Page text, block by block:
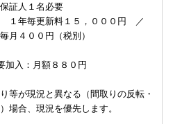
証人１名必要
料１５，０００円 ／
月４００円（税別）
加入：月額８８０円
等が現況と異なる（間取りの反転・
場合、現況を優先します。